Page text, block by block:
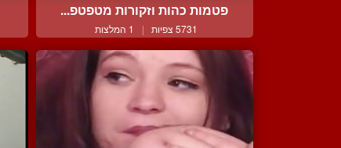
פטמות כהות וזקורות מטפטפ...
5731 צפיות | 1 המלצות